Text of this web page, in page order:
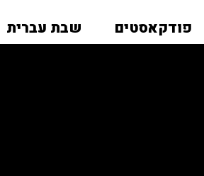
פודקאסטים שבת עברית